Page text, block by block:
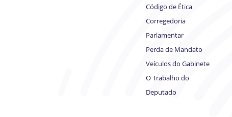
Código de Ética
Corregedoria
Parlamentar
Perda de Mandato
Veículos do Gabinete
O Trabalho do
Deputado